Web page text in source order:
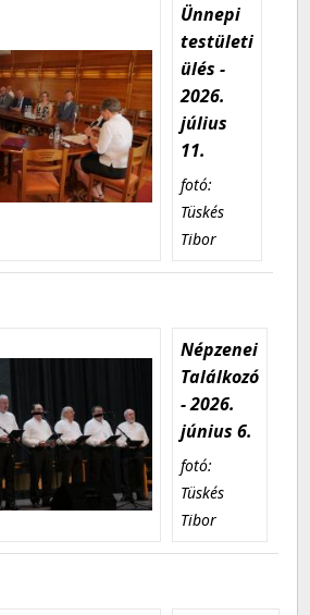
Ünnepi
testületi
ülés -
2026.
július
11.
fotó:
Tüskés
Tibor
Népzenei
Találkozó
- 2026.
június 6.
fotó:
Tüskés
Tibor